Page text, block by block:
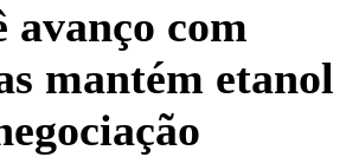
avanço com
mantém etanol